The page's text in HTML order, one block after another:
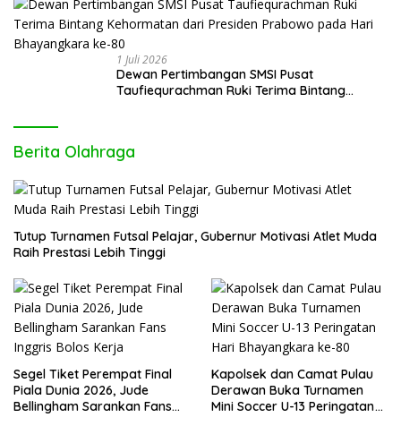
1 Juli 2026
Dewan Pertimbangan SMSI Pusat
Taufiequrachman Ruki Terima Bintang
Berita Olahraga
Tutup Turnamen Futsal Pelajar, Gubernur Motivasi Atlet Muda
Raih Prestasi Lebih Tinggi
Segel Tiket Perempat Final
Piala Dunia 2026, Jude
Bellingham Sarankan Fans
Kapolsek dan Camat Pulau
Derawan Buka Turnamen
Mini Soccer U-13 Peringatan